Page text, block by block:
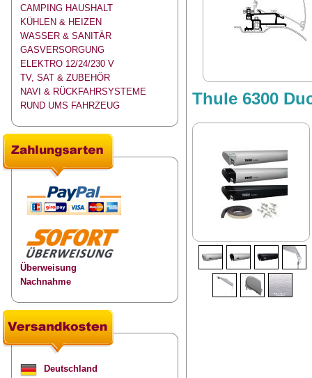
CAMPING HAUSHALT
KÜHLEN & HEIZEN
WASSER & SANITÄR
GASVERSORGUNG
ELEKTRO 12/24/230 V
TV, SAT & ZUBEHÖR
NAVI & RÜCKFAHRSYSTEME
RUND UMS FAHRZEUG
Überweisung
Nachnahme
Deutschland
Thule 6300